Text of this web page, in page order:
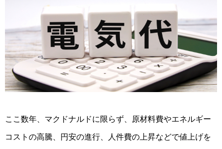
ここ数年、マクドナルドに限らず、原材料費やエネルギー
コストの高騰、円安の進行、人件費の上昇などで値上げを